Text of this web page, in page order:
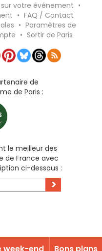
votre événement •
• FAQ / Contact
• Paramètres de
• Sortir de Paris
de
de Paris :
le meilleur des
de France avec
ci-dessous :
>